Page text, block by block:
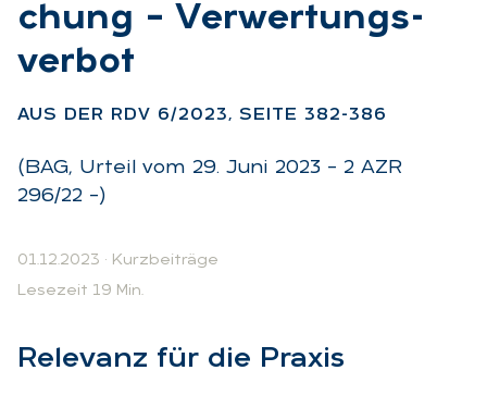
chung – Ver­wer­tungs­
ver­bot
AUS DER RDV 6/2023, SEI­TE 382-386
(BAG, Urteil vom 29. Juni 2023 – 2 AZR
296/22 –)
01.12.2023 · Kurzbeiträge
Lesezeit 19 Min.
Re­le­vanz für die Pra­xis